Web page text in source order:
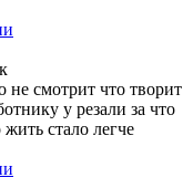
не смотрит что творит
у резали за что
стало легче